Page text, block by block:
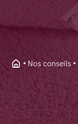
Nos conseils